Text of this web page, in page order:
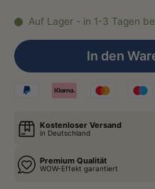
Auf Lager - in 1-3 Tagen
In den
Kostenloser Versand
in Deutschland
Premium Qualität
WOW-Effekt garantiert